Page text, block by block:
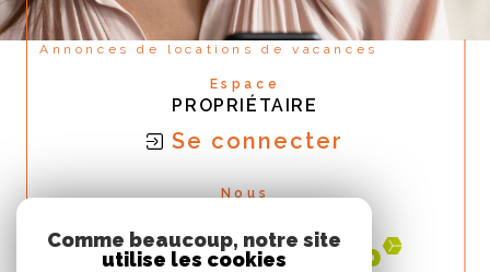
Annonces de locations de vacances
Espace
PROPRIÉTAIRE
Se connecter
Nous
Comme beaucoup, notre site
utilise les cookies